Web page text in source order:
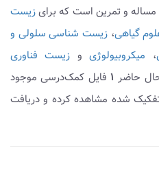
و تمرین است که برایزیست
گیاهی، زیست شناسی سلولی و
، میکروبیولوژیو زیست فناوری
حاضر ۱فایل کمک‌درسی موجود
شده مشاهده کرده و دریافت